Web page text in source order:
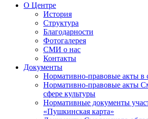
О Центре
История
Структура
Благодарности
Фотогалерея
СМИ о нас
Контакты
Документы
Нормативно-правовые акты в
Нормативно-правовые акты
сфере культуры
Нормативные документы
«Пушкинская карта»